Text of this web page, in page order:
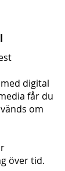
digital
får du
om
över tid.